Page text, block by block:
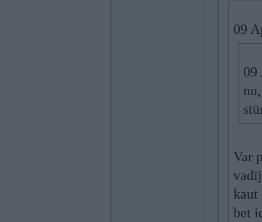
09
09
Var
kaut
bet